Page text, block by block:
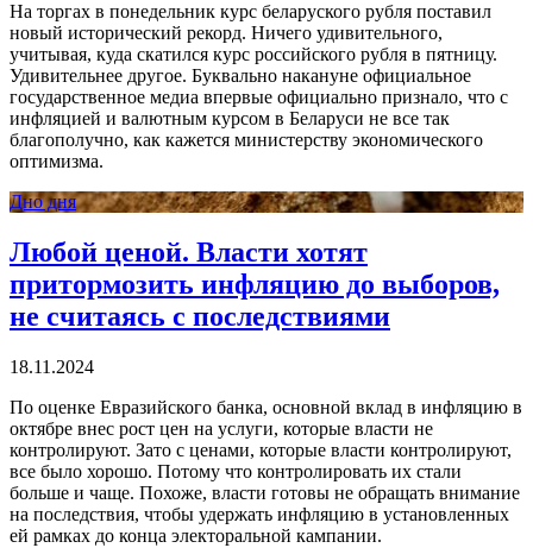
На торгах в понедельник курс беларуского рубля поставил
новый исторический рекорд. Ничего удивительного,
учитывая, куда скатился курс российского рубля в пятницу.
Удивительнее другое. Буквально накануне официальное
государственное медиа впервые официально признало, что с
инфляцией и валютным курсом в Беларуси не все так
благополучно, как кажется министерству экономического
оптимизма.
Дно дня
Любой ценой. Власти хотят
притормозить инфляцию до выборов,
не считаясь с последствиями
18.11.2024
По оценке Евразийского банка, основной вклад в инфляцию в
октябре внес рост цен на услуги, которые власти не
контролируют. Зато с ценами, которые власти контролируют,
все было хорошо. Потому что контролировать их стали
больше и чаще. Похоже, власти готовы не обращать внимание
на последствия, чтобы удержать инфляцию в установленных
ей рамках до конца электоральной кампании.